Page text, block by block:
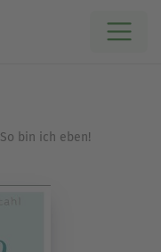
So bin ich eben!